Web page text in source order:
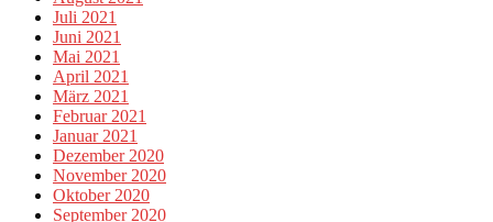
Juli 2021
Juni 2021
Mai 2021
April 2021
März 2021
Februar 2021
Januar 2021
Dezember 2020
November 2020
Oktober 2020
September 2020